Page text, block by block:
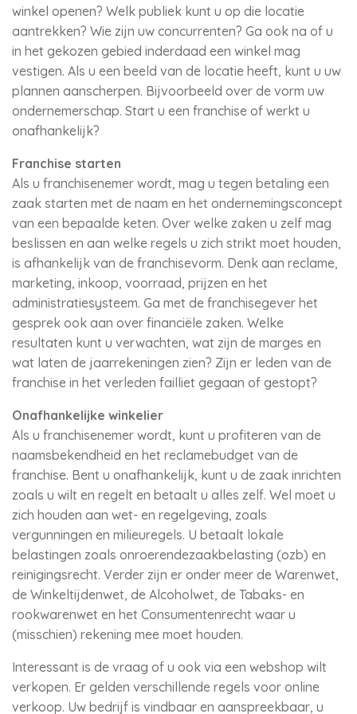
winkel openen? Welk publiek kunt u op die locatie
aantrekken? Wie zijn uw concurrenten? Ga ook na of u
in het gekozen gebied inderdaad een winkel mag
vestigen. Als u een beeld van de locatie heeft, kunt u uw
plannen aanscherpen. Bijvoorbeeld over de vorm uw
ondernemerschap. Start u een franchise of werkt u
onafhankelijk?
Franchise starten
Als u franchisenemer wordt, mag u tegen betaling een
zaak starten met de naam en het ondernemingsconcept
van een bepaalde keten. Over welke zaken u zelf mag
beslissen en aan welke regels u zich strikt moet houden,
is afhankelijk van de franchisevorm. Denk aan reclame,
marketing, inkoop, voorraad, prijzen en het
administratiesysteem. Ga met de franchisegever het
gesprek ook aan over financiële zaken. Welke
resultaten kunt u verwachten, wat zijn de marges en
wat laten de jaarrekeningen zien? Zijn er leden van de
franchise in het verleden failliet gegaan of gestopt?
Onafhankelijke winkelier
Als u franchisenemer wordt, kunt u profiteren van de
naamsbekendheid en het reclamebudget van de
franchise. Bent u onafhankelijk, kunt u de zaak inrichten
zoals u wilt en regelt en betaalt u alles zelf. Wel moet u
zich houden aan wet- en regelgeving, zoals
vergunningen en milieuregels. U betaalt lokale
belastingen zoals onroerendezaakbelasting (ozb) en
reinigingsrecht. Verder zijn er onder meer de Warenwet,
de Winkeltijdenwet, de Alcoholwet, de Tabaks- en
rookwarenwet en het Consumentenrecht waar u
(misschien) rekening mee moet houden.
Interessant is de vraag of u ook via een webshop wilt
verkopen. Er gelden verschillende regels voor online
verkoop. Uw bedrijf is vindbaar en aanspreekbaar, u